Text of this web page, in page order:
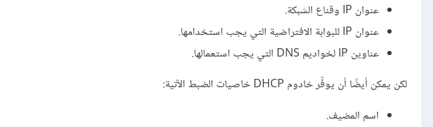
عنوان IP وقناع الشبكة.
عنوان IP للبوابة الافتراضية التي يجب استخدامها.
عناوين IP لخواديم DNS التي يجب استعمالها.
لكن يمكن أيضًا أن يوفِّر خادوم DHCP خاصيات الضبط الآتية:
اسم المضيف.